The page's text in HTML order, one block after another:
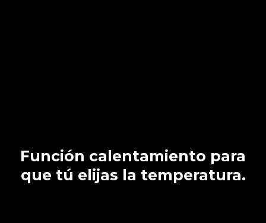
Función calentamiento para
que tú elijas la temperatura.